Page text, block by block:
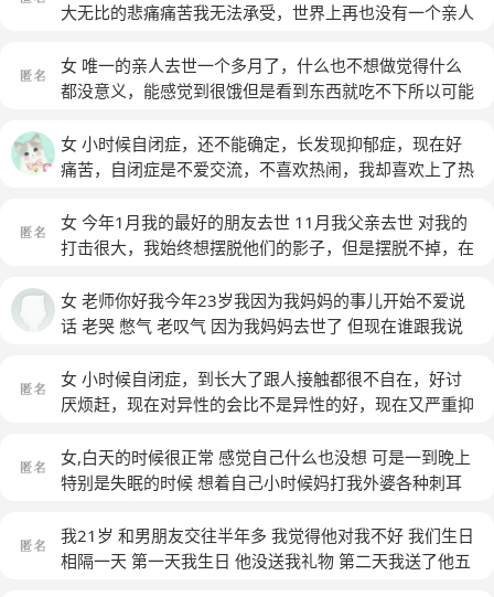
大无比的悲痛痛苦我无法承受，世界上再也没有一个亲人
接受，如果是你，你会怎么办呢？(匿名)
女 唯一的亲人去世一个多月了，什么也不想做觉得什么
都没意义，能感觉到很饿但是看到东西就吃不下所以可能
什么也没有兴趣，感觉特别不好，动不动就会哭有些情绪
波动，身体状况也不是特别好，有时候会晕倒。百度了一
去了想离开，也没有自残行为和幻听什么的。想知道自己
现在是什么状态。(匿名)
女 小时候自闭症，还不能确定，长发现抑郁症，现在好
痛苦，自闭症是不爱交流，不喜欢热闹，我却喜欢上了热
去抑郁症有好很多了可是却总是会回到原点，跟别人不敢
对势，痛苦死了，活着真的好累，我努力了可却在原地，
女 今年1月我的最好的朋友去世 11月我父亲去世 对我的
打击很大，我始终想摆脱他们的影子，但是摆脱不掉，在
空的。(匿名)
女 老师你好我今年23岁我因为我妈妈的事儿开始不爱说
话 老哭 憋气 老叹气 因为我妈妈去世了 但现在谁跟我说
看一听就不到一会儿就忘了 这几天是特别心慌 憋气 我想
麻烦老师帮助我一下 谢谢
女 小时候自闭症，到长大了跟人接触都很不自在，好讨
厌烦赶，现在对异性的会比不是异性的好，现在又严重抑
女,白天的时候很正常 感觉自己什么也没想 可是一到晚上
特别是失眠的时候 想着自己小时候妈打我外婆各种刺耳
什么教育方法 老师冤枉我 的时候 就流眼泪 有时候甚至想
到一些受委屈的事情或者关于我妈骂我说我是累赘 当初
我21岁 和男朋友交往半年多 我觉得他对我不好 我们生日
相隔一天 第一天我生日 他没送我礼物 第二天我送了他五